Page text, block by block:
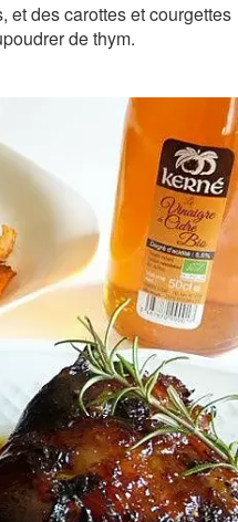
et des carottes et courgettes
de thym.